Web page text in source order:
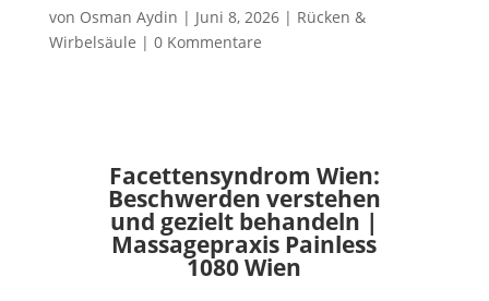
von Osman Aydin | Juni 8, 2026| Rücken &
Wirbelsäule | 0 Kommentare
Facettensyndrom Wien:
Beschwerden verstehen
und gezielt behandeln |
Massagepraxis Painless
1080 Wien